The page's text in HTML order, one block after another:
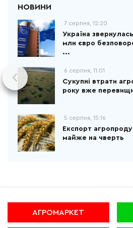
7 серпня, 12:20
Україна
млн євро
...
6 серпня, 11:01
Сукупні втрати
року вже
5 серпня, 15:16
Експорт
майже на чверть
АГРОМАРКЕТ